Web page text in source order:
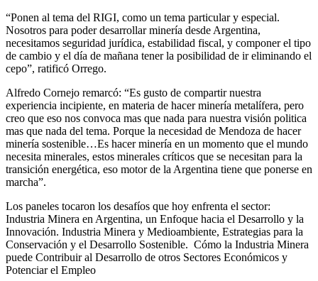
“Ponen al tema del RIGI, como un tema particular y especial.
Nosotros para poder desarrollar minería desde Argentina,
necesitamos seguridad jurídica, estabilidad fiscal, y componer el tipo
de cambio y el día de mañana tener la posibilidad de ir eliminando el
cepo”, ratificó Orrego.
Alfredo Cornejo remarcó: “Es gusto de compartir nuestra
experiencia incipiente, en materia de hacer minería metalífera, pero
creo que eso nos convoca mas que nada para nuestra visión politica
mas que nada del tema. Porque la necesidad de Mendoza de hacer
minería sostenible…Es hacer minería en un momento que el mundo
necesita minerales, estos minerales críticos que se necesitan para la
transición energética, eso motor de la Argentina tiene que ponerse en
marcha”.
Los paneles tocaron los desafíos que hoy enfrenta el sector:
Industria Minera en Argentina, un Enfoque hacia el Desarrollo y la
Innovación. Industria Minera y Medioambiente, Estrategias para la
Conservación y el Desarrollo Sostenible. Cómo la Industria Minera
puede Contribuir al Desarrollo de otros Sectores Económicos y
Potenciar el Empleo